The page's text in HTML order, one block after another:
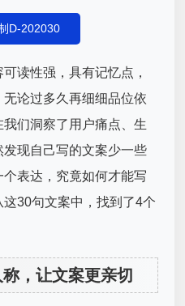
D-202030
读性强，具有记忆点，
论过多久再细细品位依
们洞察了用户痛点、生
现自己写的文案少一些
表达，究竟如何才能写
30句文案中，找到了4个
，让文案更亲切